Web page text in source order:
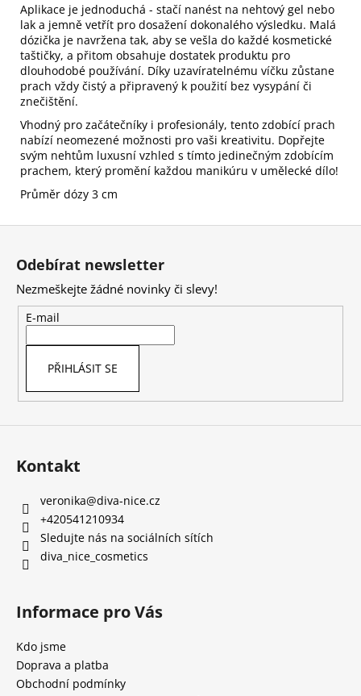
Aplikace je jednoduchá - stačí nanést na nehtový gel nebo
lak a jemně vetřít pro dosažení dokonalého výsledku. Malá
dózička je navržena tak, aby se vešla do každé kosmetické
taštičky, a přitom obsahuje dostatek produktu pro
dlouhodobé používání. Díky uzavíratelnému víčku zůstane
prach vždy čistý a připravený k použití bez vysypání či
znečištění.
Vhodný pro začátečníky i profesionály, tento zdobící prach
nabízí neomezené možnosti pro vaši kreativitu. Dopřejte
svým nehtům luxusní vzhled s tímto jedinečným zdobícím
prachem, který promění každou manikúru v umělecké dílo!
Průměr dózy 3 cm
Z
Odebírat newsletter
Nezmeškejte žádné novinky či slevy!
E-mail
PŘIHLÁSIT SE
Kontakt
veronika@diva-nice.cz
+420541210934
Sledujte nás na sociálních sítích
diva_nice_cosmetics
Informace pro Vás
Kdo jsme
Doprava a platba
Obchodní podmínky